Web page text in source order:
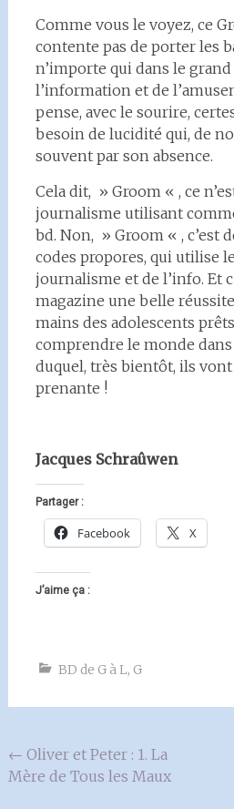
Comme vous le voyez, ce
contente pas de porter les
n’importe qui dans le
l’information et de
pense, avec le sourire,
besoin de lucidité qui, de
souvent par son absence.
Cela dit, » Groom « , ce
journalisme utilisant
bd. Non, » Groom « , c’est
codes propores, qui utilise
journalisme et de l’info. Et
magazine une belle
mains des adolescents
comprendre le monde
duquel, très bientôt, ils
prenante !
Jacques Schraûwen
Partager :
Facebook X
J’aime ça :
BD de G à L, G
Navigation
de
← Oliver et Peter : 1. La
Mère de Tous les Maux